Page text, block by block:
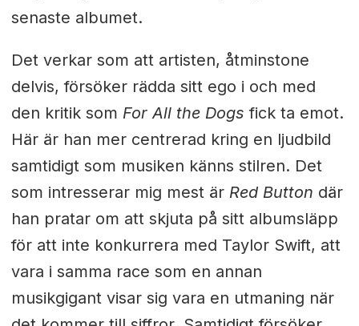
senaste albumet.
Det verkar som att artisten, åtminstone
delvis, försöker rädda sitt ego i och med
den kritik som For All the Dogs fick ta emot.
Här är han mer centrerad kring en ljudbild
samtidigt som musiken känns stilren. Det
som intresserar mig mest är Red Button där
han pratar om att skjuta på sitt albumsläpp
för att inte konkurrera med Taylor Swift, att
vara i samma race som en annan
musikgigant visar sig vara en utmaning när